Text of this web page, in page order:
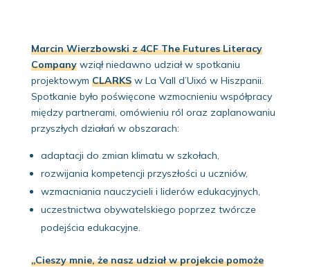
Marcin Wierzbowski z 4CF The Futures Literacy
Companywziął niedawno udział w spotkaniu
projektowym CLARKSw La Vall d’Uixó w Hiszpanii.
Spotkanie było poświęcone wzmocnieniu współpracy
między partnerami, omówieniu ról oraz zaplanowaniu
przyszłych działań w obszarach:
adaptacji do zmian klimatu w szkołach,
rozwijania kompetencji przyszłości u uczniów,
wzmacniania nauczycieli i liderów edukacyjnych,
uczestnictwa obywatelskiego poprzez twórcze
podejścia edukacyjne.
„Cieszy mnie, że nasz udział w projekcie pomoże